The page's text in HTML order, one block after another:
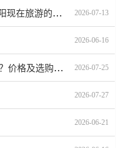
南阳目前去哪里玩比较适合，南阳现在旅游的最佳地方、景点推荐 2026-07-13
2026-06-16
MPV带前雾灯车型推荐，哪款好？价格及选购指南 2026-07-25
2026-07-27
2026-06-21